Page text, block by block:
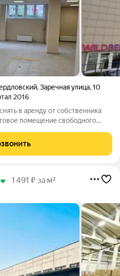
,Заречная улица,10
2016
в аренду от собственника
помещение свободного
посёлок Свердловский, ул
1 491 ₽ за м²